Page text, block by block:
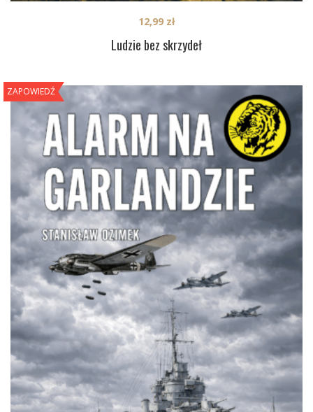
Ludzie bez skrzydeł
12,99 zł
ZAPOWIEDŹ